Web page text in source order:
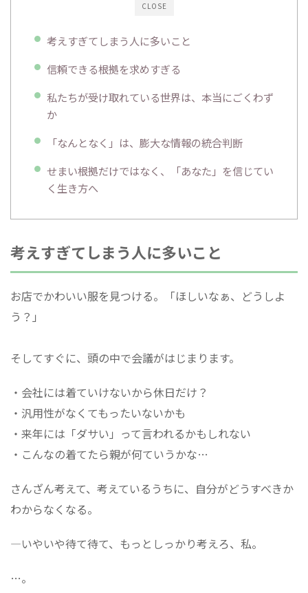
CLOSE
考えすぎてしまう人に多いこと
信頼できる根拠を求めすぎる
私たちが受け取れている世界は、本当にごくわず
か
「なんとなく」は、膨大な情報の統合判断
せまい根拠だけではなく、「あなた」を信じてい
く生き方へ
考えすぎてしまう人に多いこと
お店でかわいい服を見つける。「ほしいなぁ、どうしよ
う？」
そしてすぐに、頭の中で会議がはじまります。
・会社には着ていけないから休日だけ？
・汎用性がなくてもったいないかも
・来年には「ダサい」って言われるかもしれない
・こんなの着てたら親が何ていうかな…
さんざん考えて、考えているうちに、自分がどうすべきか
わからなくなる。
―いやいや待て待て、もっとしっかり考えろ、私。
…。